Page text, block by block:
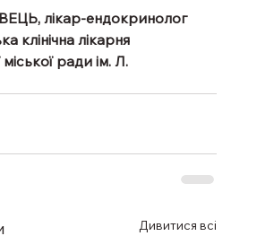
лікар-ендокринолог
клінічна лікарня
ради ім. Л.
Дивитися всі